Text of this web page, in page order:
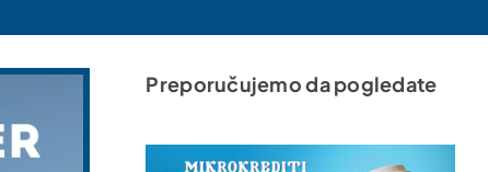
Preporučujemo da pogledate